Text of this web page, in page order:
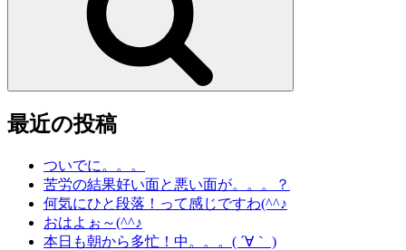
最近の投稿
ついでに。。。
苦労の結果好い面と悪い面が。。。？
何気にひと段落！って感じですわ(^^♪
おはよぉ～(^^♪
本日も朝から多忙！中。。。( ´∀｀ )